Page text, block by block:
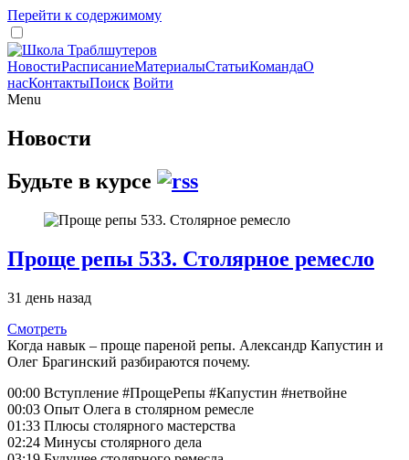
Перейти к содержимому
НовостиРасписаниеМатериалыСтатьиКомандаО
насКонтактыПоиск Войти
Menu
Новости
Будьте в курсе
Проще репы 533. Столярное ремесло
31 день назад
Смотреть
Когда навык – проще пареной репы. Александр Капустин и
Олег Брагинский разбираются почему.
00:00 Вступление #ПрощеРепы #Капустин #нетвойне
00:03 Опыт Олега в столярном ремесле
01:33 Плюсы столярного мастерства
02:24 Минусы столярного дела